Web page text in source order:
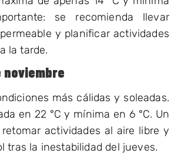
se recomienda llevar
y planificar actividades
la tarde.
noviembre
más cálidas y soleadas.
en 22 °C y mínima en 6 °C. Un
actividades al aire libre y
tras la inestabilidad del jueves.